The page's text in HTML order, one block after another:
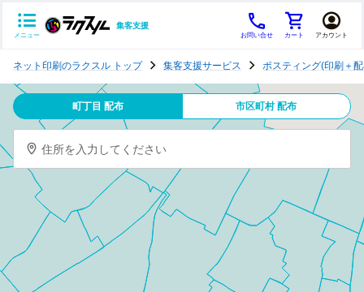
メニュー
集客支援
お問い合せ カート アカウント
テ
ン
グ
ネット印刷のラクスル トップ 集客支援サービス ポスティング(印刷＋
町丁目 配布 市区町村 配布
住所を入力してください